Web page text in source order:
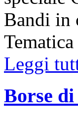
Bandi
Leggi
Borse